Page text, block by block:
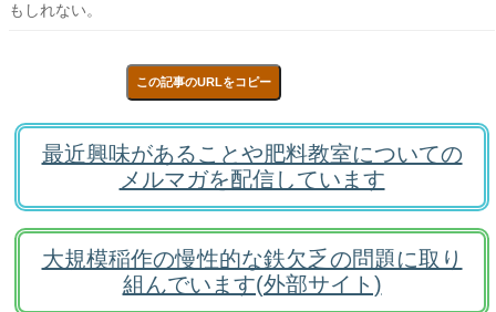
もしれない。
この記事のURLをコピー
最近興味があることや肥料教室についての
メルマガを配信しています
大規模稲作の慢性的な鉄欠乏の問題に取り
組んでいます(外部サイト)